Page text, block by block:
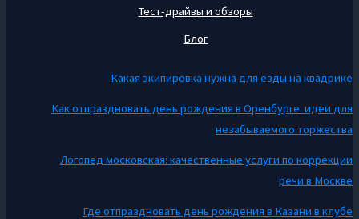
Тест-драйвы и обзоры
Блог
Какая экипировка нужна для езды на квадрике
Как отпраздновать день рождения в Оренбурге: идеи для
незабываемого торжества
Логопед московская: качественные услуги по коррекции
речи в Москве
Где отпраздновать день рождения в Казани в клубе